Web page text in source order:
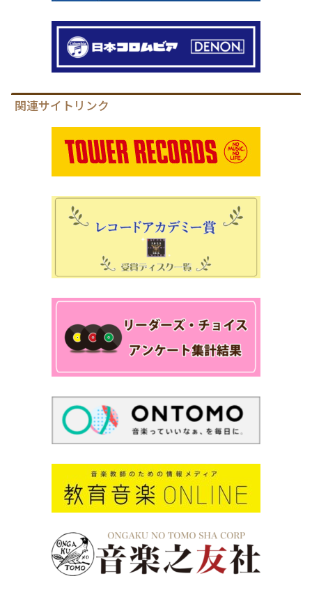
関連サイトリンク